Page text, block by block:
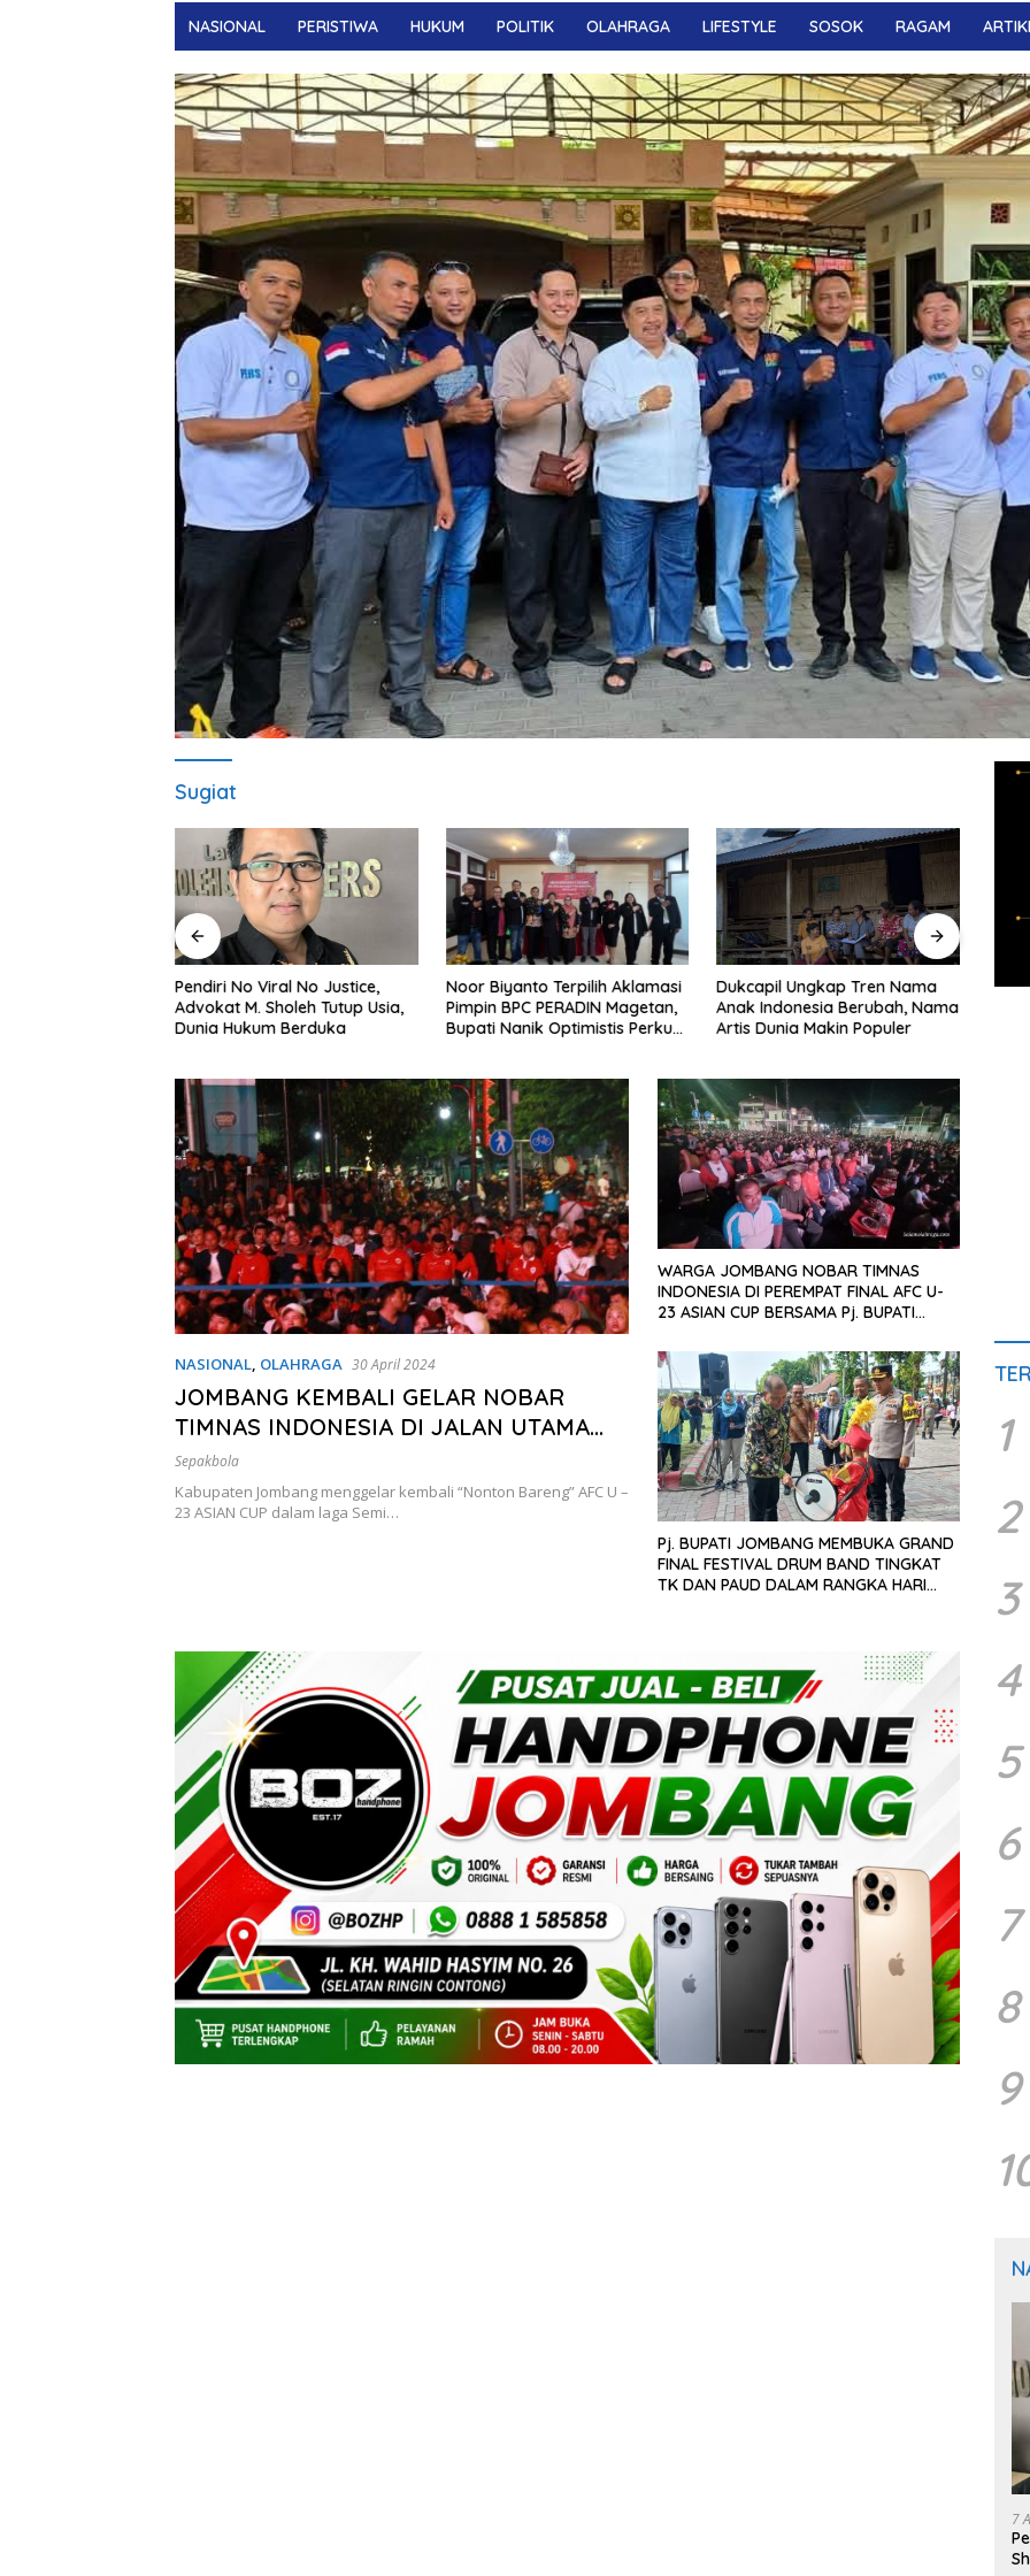
NASIONAL PERISTIWA HUKUM POLITIK OLAHRAGA LIFESTYLE SOSOK RAGAM
Sugiat
Pendiri No Viral No Justice,
Advokat M. Sholeh Tutup Usia,
Dunia Hukum Berduka
Noor Biyanto Terpilih Aklamasi
Pimpin BPC PERADIN Magetan,
Bupati Nanik Optimistis Perkuat
Dukcapil Ungkap Tren Nama
Anak Indonesia Berubah, Nama
Artis Dunia Makin Populer
NASIONAL, OLAHRAGA 30 April 2024
JOMBANG KEMBALI GELAR NOBAR
TIMNAS INDONESIA DI JALAN UTAMA
KOTA, Pj. BUPATI TURUT MEMERIAHKAN
Sepakbola
Kabupaten Jombang menggelar kembali “Nonton Bareng” AFC U –
23 ASIAN CUP dalam laga Semi…
WARGA JOMBANG NOBAR TIMNAS
INDONESIA DI PEREMPAT FINAL AFC U-
23 ASIAN CUP BERSAMA Pj. BUPATI
Pj. BUPATI JOMBANG MEMBUKA GRAND
FINAL FESTIVAL DRUM BAND TINGKAT
TK DAN PAUD DALAM RANGKA HARI
1
2
3
4
5
6
7
8
9
7